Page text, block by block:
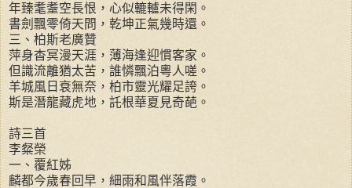
年臻耄耋空長恨，心似轆轤未得閑。
書劍飄零倚天問，乾坤正氣幾時還。
三、柏斯老廣贊
萍身杳冥漫天涯，薄海逢迎慣客家。
但識流離猶太苦，誰憐飄泊粵人嗟。
羊城風日衰無奈，柏市靈光耀足誇。
斯是潛龍藏虎地，託根華夏見奇葩。
詩三首
李粲榮
一、覆紅姊
麟都今歲春回早，細雨和風伴落霞。